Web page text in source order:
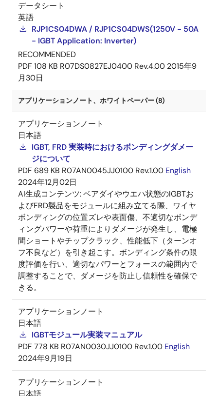
データシート
英語
RJP1CS04DWA / RJP1CS04DWS(1250V - 50A
- IGBT Application: Inverter)
RECOMMENDED
PDF 108 KB R07DS0827EJ0400 Rev.4.00 2015年9
月30日
アプリケーションノート、ホワイトペーパー (8)
アプリケーションノート
日本語
IGBT, FRD 実装時におけるボンディングダメー
ジについて
PDF 689 KB R07AN0045JJ0100 Rev.1.00 English
2024年12月02日
AI生成コンテンツ:ベアダイやウエハ状態のIGBTお
よびFRD製品をモジュールに組み立てる際、ワイヤ
ボンディングの位置ズレや表面傷、不適切なボンデ
ィングパワーや荷重によりダメージが発生し、電極
間ショートやチップクラック、性能低下（ターンオ
フ不良など）を引き起こす。ボンディング条件の限
度評価を行い、適切なパワーとフォースの範囲内で
調整することで、ダメージを防止し信頼性を確保で
きる。
アプリケーションノート
日本語
IGBTモジュール実装マニュアル
PDF 778 KB R07AN0030JJ0100 Rev.1.00 English
2024年9月19日
アプリケーションノート